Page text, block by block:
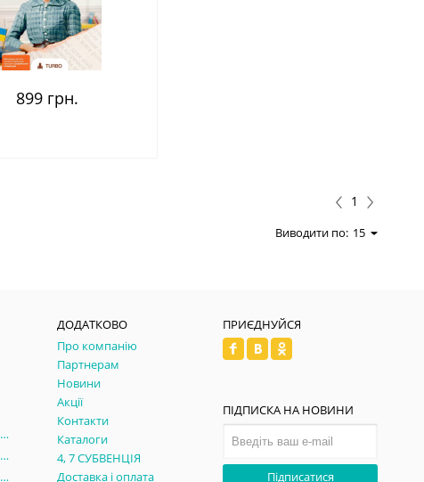
899 грн.
1
Виводити по: 15
2 КЛАС (НОВА УКРАЇНСЬКА ШКОЛА)
5 КЛАС (НОВА УКРАЇНСЬКА ШКОЛА)
7 КЛАС (НОВА УКРАЇНСЬКА ШКОЛА)
ДОДАТКОВО
Про компанію
Партнерам
Новини
Акції
Контакти
Каталоги
4, 7 СУБВЕНЦІЯ
Доставка і оплата
ПРИЄДНУЙСЯ
ПІДПИСКА НА НОВИНИ
Підписатися